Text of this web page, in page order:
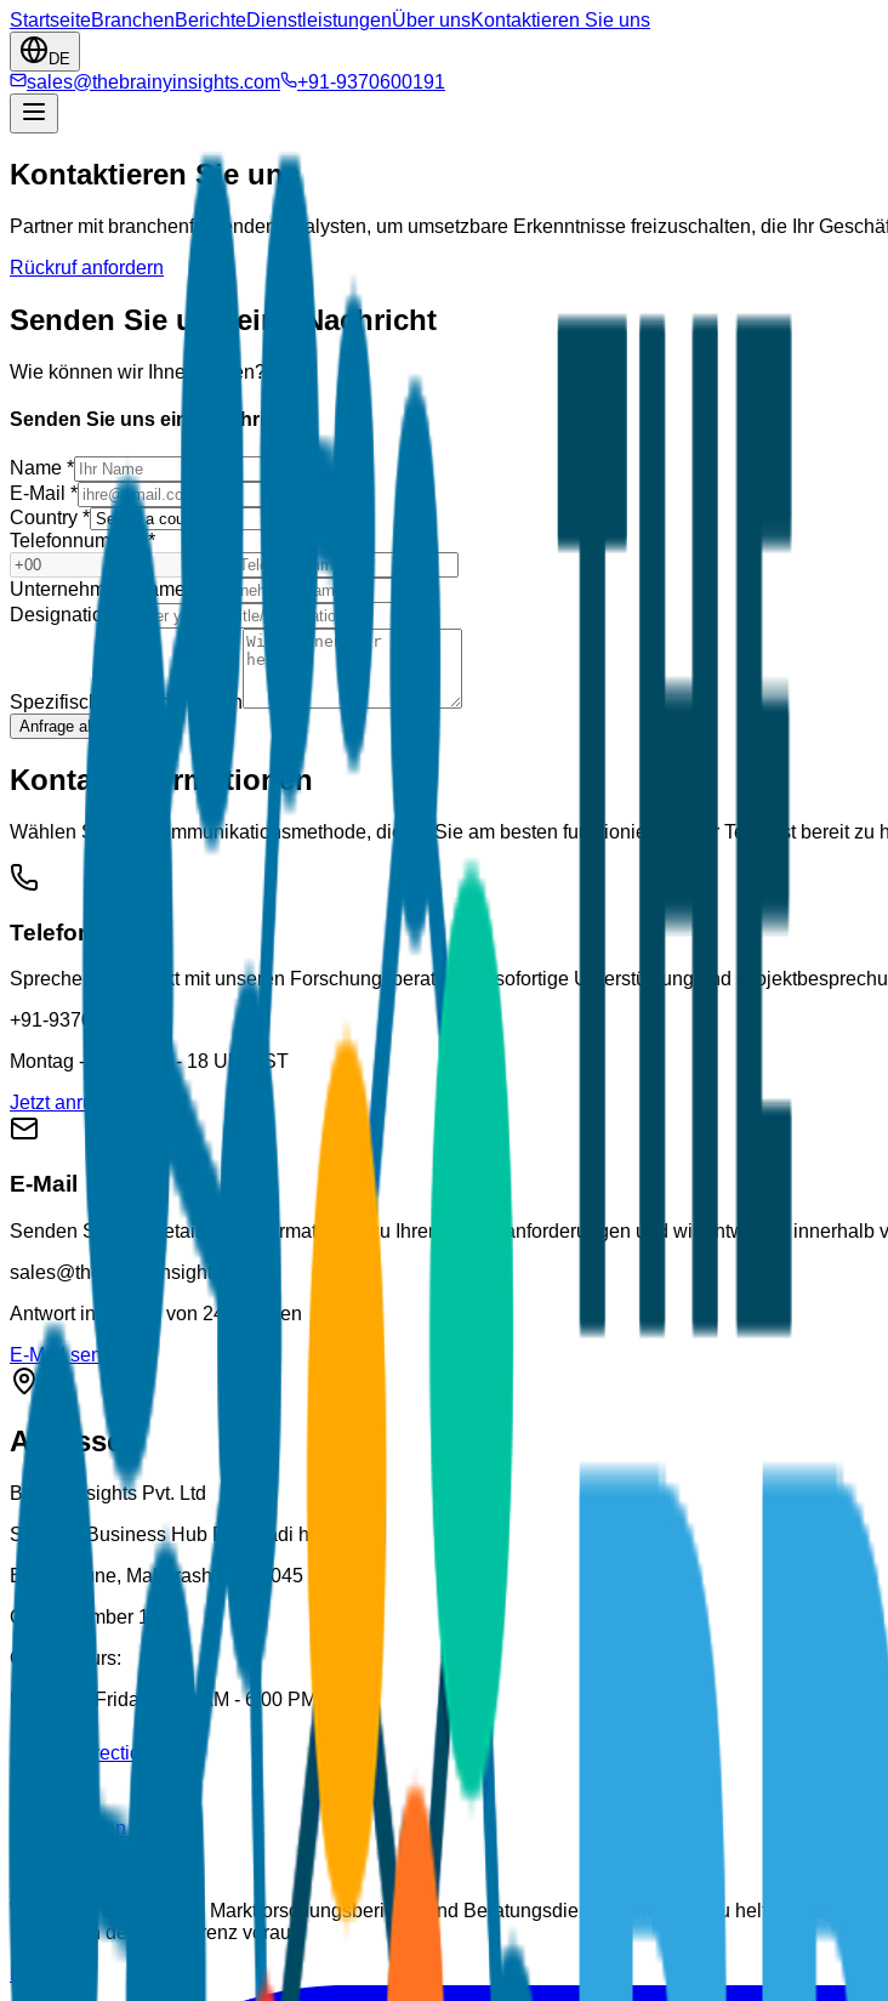
StartseiteBranchenBerichteDienstleistungenÜber unsKontaktieren Sie uns
DE
sales@thebrainyinsights.com +91-9370600191
Kontaktieren Sie uns
Partner mit branchenführenden Analysten, um umsetzbare Erkenntnisse freizuschalten, die Ihr
Rückruf anfordern
Senden Sie uns eine Nachricht
Wie können wir Ihnen helfen?
Senden Sie uns eine Nachricht
Name *
E-Mail *
Country *
Telefonnummer
*
Unternehmensname
Designation
Spezifische Anforderungen
Anfrage absenden
Kontaktinformationen
Wählen Sie die Kommunikationsmethode, die für Sie am besten funktioniert. Unser Team ist bereit zu
Telefon
Sprechen Sie direkt mit unseren Forschungsberatern für sofortige Unterstützung und
+91-9370600191
Montag - Freitag, 9 - 18 Uhr EST
Jetzt anrufen
E-Mail
Senden Sie uns detaillierte Informationen zu Ihren Projektanforderungen und wir antworten innerhalb
sales@thebrainyinsights.com
Antwort innerhalb von 24 Stunden
E-Mail senden
Adresse
Brainy Insights Pvt. Ltd
Solitaire Business Hub Balewadi highstreet
Baner, Pune, Maharashtra 411045
Office Number 1311
Office Hours:
Monday - Friday: 9:00 AM - 6:00 PM IST
Get Directions
Click to Open Map
Wir bieten erstklassige Marktforschungsberichte und Beratungsdienste, um Ihnen zu helfen, klügere
Einblicken der Konkurrenz voraus.